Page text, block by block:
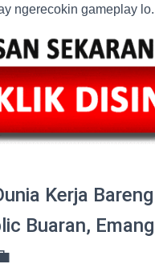
ngerecokin gameplay lo.
Kerja Bareng
Buaran,